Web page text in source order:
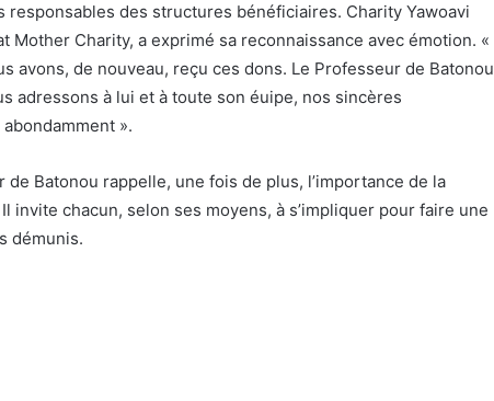
responsables des structures bénéficiaires. Charity Yawoavi
Mother Charity, a exprimé sa reconnaissance avec émotion. «
avons, de nouveau, reçu ces dons. Le Professeur de Batonou
adressons à lui et à toute son éuipe, nos sincères
».
Batonou rappelle, une fois de plus, l’importance de la
invite chacun, selon ses moyens, à s’impliquer pour faire une
démunis.